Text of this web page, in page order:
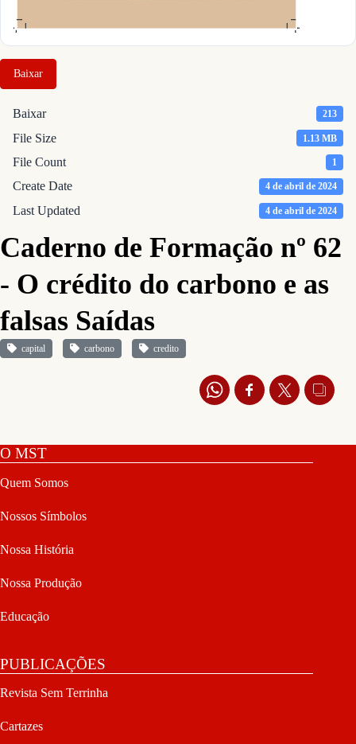
Baixar
Baixar 213
File Size 1.13 MB
File Count 1
Create Date 4 de abril de 2024
Last Updated 4 de abril de 2024
Caderno de Formação nº 62
- O crédito do carbono e as
falsas Saídas
capital carbono credito
O MST
Quem Somos
Nossos Símbolos
Nossa História
Nossa Produção
Educação
PUBLICAÇÕES
Revista Sem Terrinha
Cartazes